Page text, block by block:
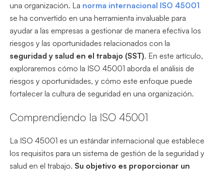
una organización. La norma internacional ISO 45001
se ha convertido en una herramienta invaluable para
ayudar a las empresas a gestionar de manera efectiva los
riesgos y las oportunidades relacionados con la
seguridad y salud en el trabajo (SST). En este artículo,
exploraremos cómo la ISO 45001 aborda el análisis de
riesgos y oportunidades, y cómo este enfoque puede
fortalecer la cultura de seguridad en una organización.
Comprendiendo la ISO 45001
La ISO 45001 es un estándar internacional que establece
los requisitos para un sistema de gestión de la seguridad y
salud en el trabajo. Su objetivo es proporcionar un